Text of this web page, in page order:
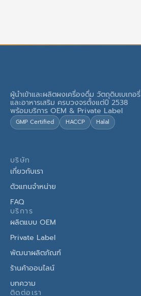
ผู้นำเข้าและผลิตผงเครื่องดื่ม วัตถุดิบเบเกอรี่
และอาหารเสริม ครบวงจรตั้งแต่ปี 2538
พร้อมบริการ OEM & Private Label
GMP Certified HACCP Halal
บริษัท
เกี่ยวกับเรา
ตัวแทนจำหน่าย
FAQ
บริการ
ผลิตแบบ OEM
Private Label
พัฒนาผลิตภัณฑ์
ร้านค้าออนไลน์
บทความ
ติดต่อเรา